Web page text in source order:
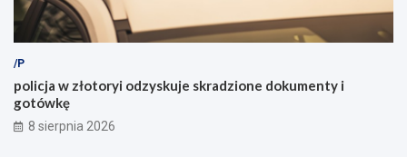
/P
policja w złotoryi odzyskuje skradzione dokumenty i
gotówkę
8 sierpnia 2026